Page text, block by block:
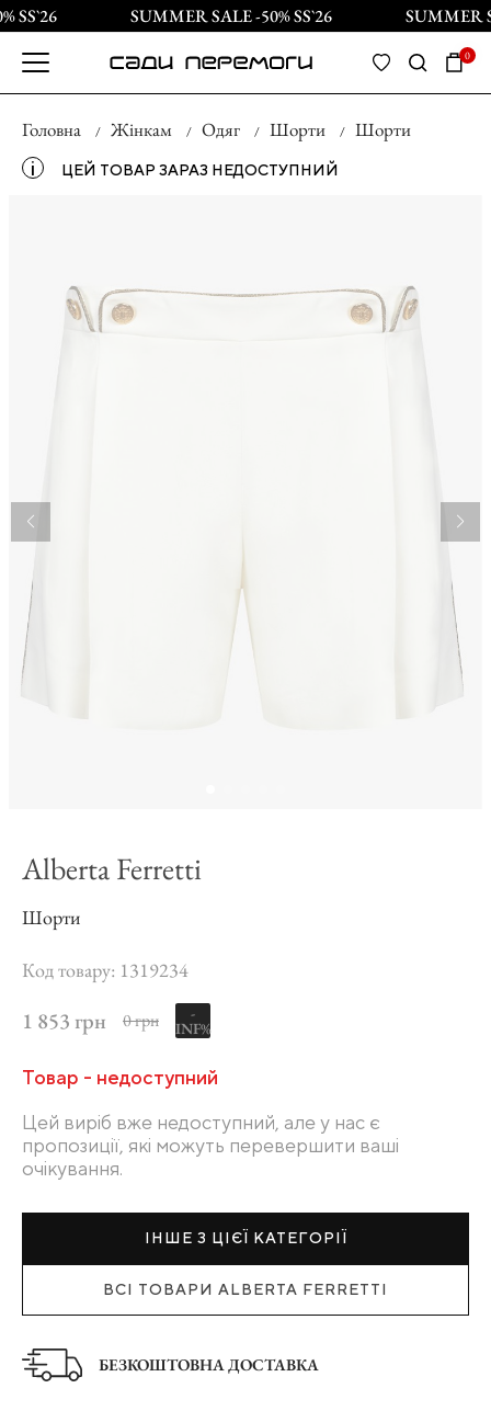
SS`26 SUMMER SALE -50% SS`26 SUMMER
0
Головна Жінкам Одяг Шорти Шорти
і ЦЕЙ ТОВАР ЗАРАЗ НЕДОСТУПНИЙ
Alberta Ferretti
Шорти
Код товару: 1319234
1 853 грн 0 грн -
INF%
Товар - недоступний
Цей виріб вже недоступний, але у нас є
пропозиції, які можуть перевершити ваші
очікування.
ІНШЕ З ЦІЄЇ КАТЕГОРІЇ
ВСІ ТОВАРИ ALBERTA FERRETTI
БЕЗКОШТОВНА ДОСТАВКА